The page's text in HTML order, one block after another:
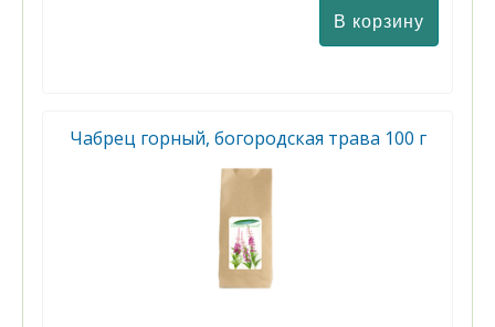
Чабрец горный, богородская трава 100 г